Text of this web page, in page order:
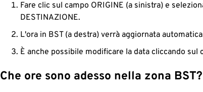
Fare clic sul campo ORIGINE (a sinistra) e
DESTINAZIONE.
L'ora in BST (a destra) verrà aggiornata
È anche possibile modificare la data cliccando sul
Che ore sono adesso nella zona BST?